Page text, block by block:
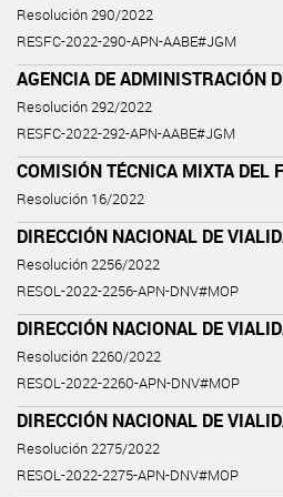
Resolución 290/2022
RESFC-2022-290-APN-AABE#JGM
AGENCIA DE ADMINISTRACIÓN
Resolución 292/2022
RESFC-2022-292-APN-AABE#JGM
COMISIÓN TÉCNICA MIXTA DEL
Resolución 16/2022
DIRECCIÓN NACIONAL DE
Resolución 2256/2022
RESOL-2022-2256-APN-DNV#MOP
DIRECCIÓN NACIONAL DE
Resolución 2260/2022
RESOL-2022-2260-APN-DNV#MOP
DIRECCIÓN NACIONAL DE
Resolución 2275/2022
RESOL-2022-2275-APN-DNV#MOP